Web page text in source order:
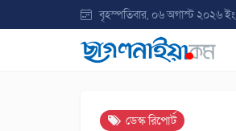
বৃহস্পতিবার, ০৬ অগাস্ট ২০২৬ ইং
ডেস্ক রিপোর্ট